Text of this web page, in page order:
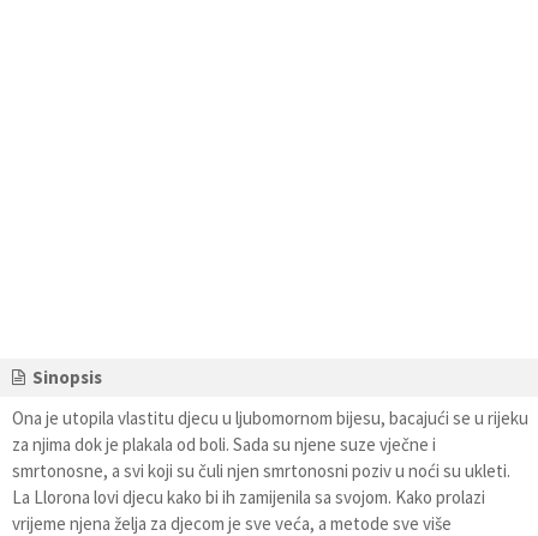
Sinopsis
Ona je utopila vlastitu djecu u ljubomornom bijesu, bacajući se u rijeku
za njima dok je plakala od boli. Sada su njene suze vječne i
smrtonosne, a svi koji su čuli njen smrtonosni poziv u noći su ukleti.
La Llorona lovi djecu kako bi ih zamijenila sa svojom. Kako prolazi
vrijeme njena želja za djecom je sve veća, a metode sve više